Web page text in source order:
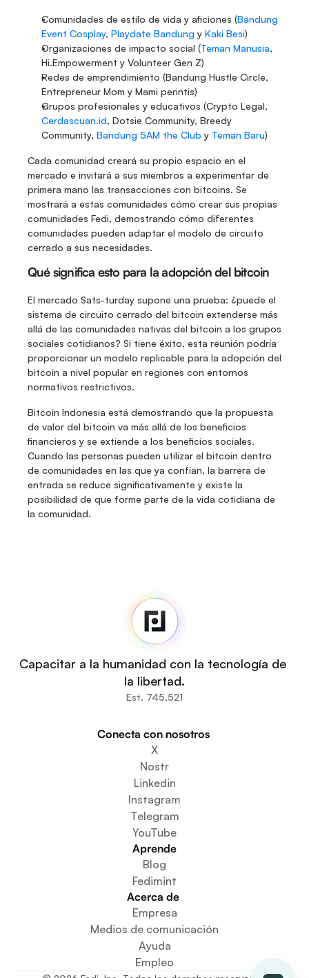
Comunidades de estilo de vida y aficiones (Bandung
Event Cosplay, Playdate Bandung y Kaki Besi)
Organizaciones de impacto social (Teman Manusia,
Hi.Empowerment y Volunteer Gen Z)
Redes de emprendimiento (Bandung Hustle Circle,
Entrepreneur Mom y Mami perintis)
Cerdascuan.id, Dotsie Community, Breedy
Community, Bandung 5AM the Club y Teman Baru)
Cada comunidad creará su propio espacio en el
mercado e invitará a sus miembros a experimentar de
primera mano las transacciones con bitcoins. Se
mostrará a estas comunidades cómo crear sus propias
comunidades Fedi, demostrando cómo diferentes
comunidades pueden adaptar el modelo de circuito
cerrado a sus necesidades.
Qué significa esto para la adopción del bitcoin
El mercado Sats-turday supone una prueba: ¿puede el
sistema de circuito cerrado del bitcoin extenderse más
allá de las comunidades nativas del bitcoin a los grupos
sociales cotidianos? Si tiene éxito, esta reunión podría
proporcionar un modelo replicable para la adopción del
bitcoin a nivel popular en regiones con entornos
normativos restrictivos.
Bitcoin Indonesia está demostrando que la propuesta
de valor del bitcoin va más allá de los beneficios
financieros y se extiende a los beneficios sociales.
Cuando las personas pueden utilizar el bitcoin dentro
de comunidades en las que ya confían, la barrera de
entrada se reduce significativamente y existe la
posibilidad de que forme parte de la vida cotidiana de
la comunidad.
Noticias
Código fuente
Fedi For
Tú
Comunidades
Organizaciones
Descargar la aplicación
Crear un espacio comunitario
Crear un servicio de monedero
Servicio de configuración de la federación
Explora las miniaplicaciones
Capacitar a la humanidad con la tecnología de
la libertad.
Est. 745,521
Conecta con nosotros
X
Nostr
Linkedin
Instagram
Telegram
YouTube
Aprende
Blog
Fedimint
Acerca de
Empresa
Medios de comunicación
Ayuda
Empleo